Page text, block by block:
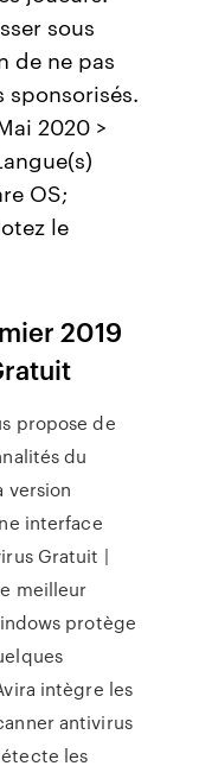
sous
de ne pas
sponsorisés.
2020 >
OS;
le
2019
propose de
du
version
interface
Gratuit |
meilleur
protège
intègre les
antivirus
les